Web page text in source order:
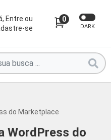
Entre ou
se
0
DARK
do Marketplace
WordPress do